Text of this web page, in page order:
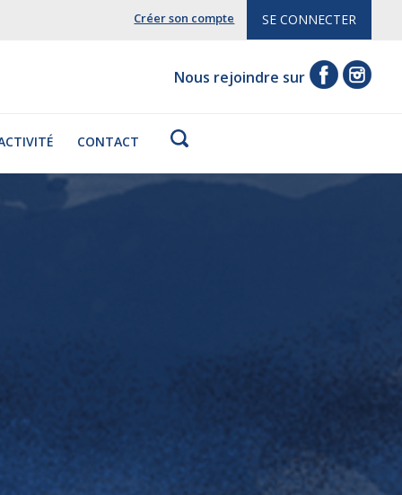
Créer son compte SE CONNECTER
Nous rejoindre sur
CONTACT